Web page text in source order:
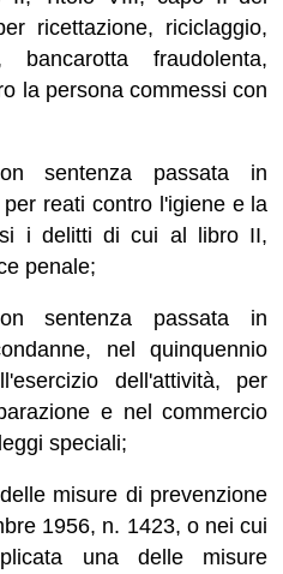
ricettazione, riciclaggio,
bancarotta fraudolenta,
la persona commessi con
sentenza passata in
reati contro l'igiene e la
i delitti di cui al libro II,
penale;
sentenza passata in
nel quinquennio
dell'attività, per
e nel commercio
speciali;
misure di prevenzione
1956, n. 1423, o nei cui
una delle misure